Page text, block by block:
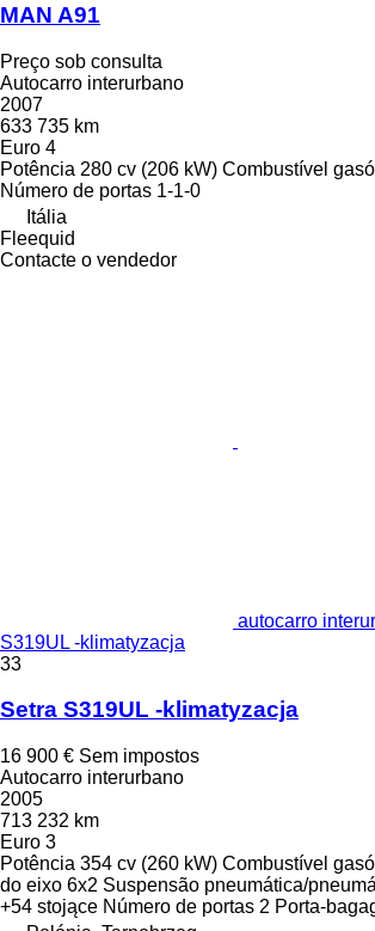
MAN A91
Preço sob consulta
Autocarro interurbano
2007
633 735 km
Euro 4
Potência 280 cv (206 kW) Combustível
Número de portas 1-1-0
Itália
Fleequid
Contacte o vendedor
autocarro
S319UL -klimatyzacja
33
Setra S319UL -klimatyzacja
16 900 € Sem impostos
Autocarro interurbano
2005
713 232 km
Euro 3
Potência 354 cv (260 kW) Combustível
do eixo 6x2 Suspensão pneumática/
+54 stojące Número de portas 2 Porta-